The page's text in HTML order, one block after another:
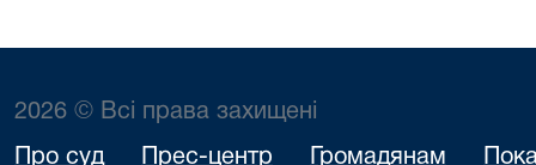
2026 © Всі права захищені
Про суд Прес-центр Громадянам